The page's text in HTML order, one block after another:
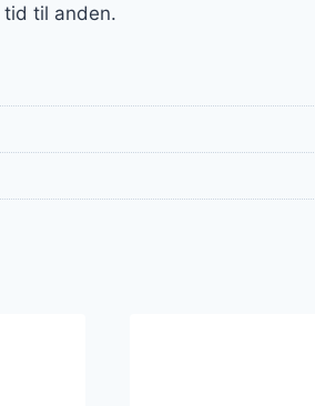
til anden.